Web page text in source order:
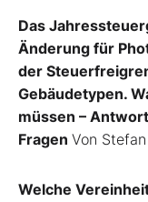
Das
Änderung für
der
Gebäudetypen.
müssen –
Fragen Von
Welche